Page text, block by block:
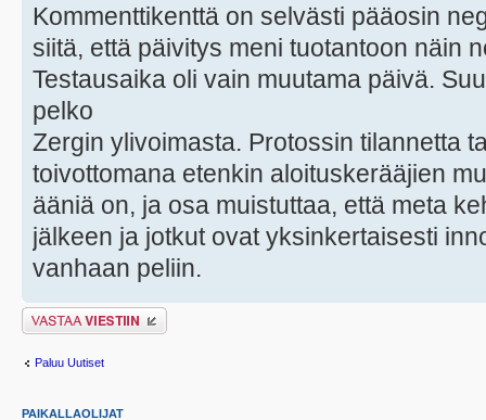
Kommenttikenttä on selvästi pääosin
siitä, että päivitys meni tuotantoon näin
Testausaika oli vain muutama päivä.
pelko
Zergin ylivoimasta. Protossin tilannetta
toivottomana etenkin aloituskerääjien
ääniä on, ja osa muistuttaa, että meta
jälkeen ja jotkut ovat yksinkertaisesti
vanhaan peliin.
Lähetä vastaus
Paluu Uutiset
PAIKALLAOLIJAT